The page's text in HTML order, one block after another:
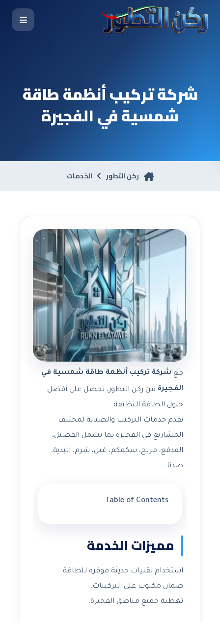
شركة تركيب أنظمة طاقة
شمسية في الفجيرة
ركن التطور الخدمات
مع شركة تركيب أنظمة طاقة شمسية في
الفجيرة من ركن التطور، تحصل على أفضل
حلول الطاقة النظيفة.
نقدم خدمات التركيب والصيانة لمختلف
المشاريع في الفجيرة بما يشمل الفصيل،
القدفع، مربح، سكمكم، غيل، شرم، البدية،
ضدنا.
Table of Contents
مميزات الخدمة
استخدام تقنيات حديثة موفرة للطاقة.
ضمان مكتوب على التركيبات.
تغطية جميع مناطق الفجيرة.